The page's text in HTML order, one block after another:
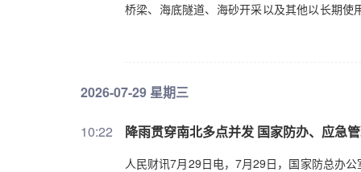
桥梁、海底隧道、海砂开采以及其他以长期
2026-07-29 星期三
10:22 降雨贯穿南北多点并发 国家防办、应急
人民财讯7月29日电，7月29日，国家防总办